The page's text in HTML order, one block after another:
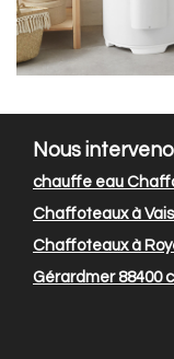
Nous
chauffe eau
Chaffoteaux à
Chaffoteaux à
Gérardmer 88400